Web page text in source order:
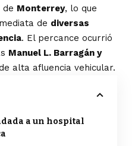
de Monterrey, lo que
de diversas
. El percance ocurrió
Manuel L. Barragán y
alta afluencia vehicular.
a un hospital